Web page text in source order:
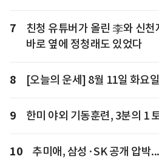
7
친청 유튜버가 올린 李와 신
바로 옆에 정청래도 있었다
8 [오늘의 운세] 8월 11일 화요
9 한미 야외 기동훈련, 3분의 1
10
추미애, 삼성·SK 공개 압박